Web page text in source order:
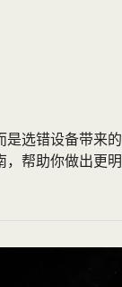
是选错设备带来的
，帮助你做出更明